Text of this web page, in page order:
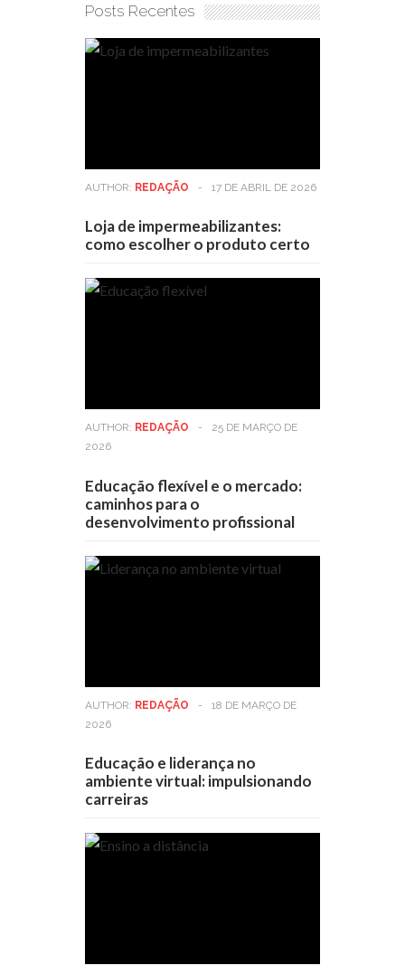
Posts Recentes
AUTHOR: REDAÇÃO - 17 DE ABRIL DE 2026
Loja de impermeabilizantes:
como escolher o produto certo
AUTHOR: REDAÇÃO -
25 DE MARÇO DE
2026
Educação flexível e o mercado:
caminhos para o
desenvolvimento profissional
AUTHOR: REDAÇÃO -
18 DE MARÇO DE
2026
Educação e liderança no
ambiente virtual: impulsionando
carreiras